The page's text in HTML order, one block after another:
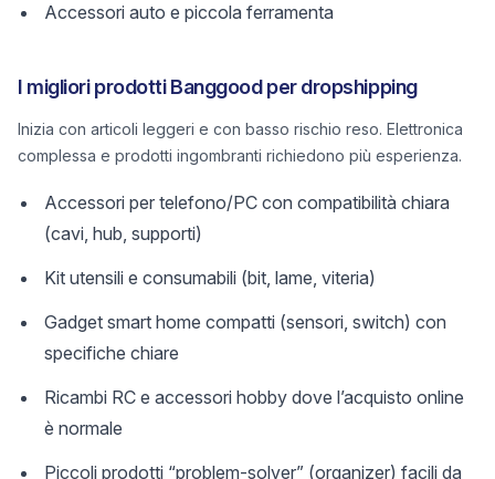
Accessori auto e piccola ferramenta
I migliori prodotti Banggood per dropshipping
Inizia con articoli leggeri e con basso rischio reso. Elettronica
complessa e prodotti ingombranti richiedono più esperienza.
Accessori per telefono/PC con compatibilità chiara
(cavi, hub, supporti)
Kit utensili e consumabili (bit, lame, viteria)
Gadget smart home compatti (sensori, switch) con
specifiche chiare
Ricambi RC e accessori hobby dove l’acquisto online
è normale
Piccoli prodotti “problem-solver” (organizer) facili da